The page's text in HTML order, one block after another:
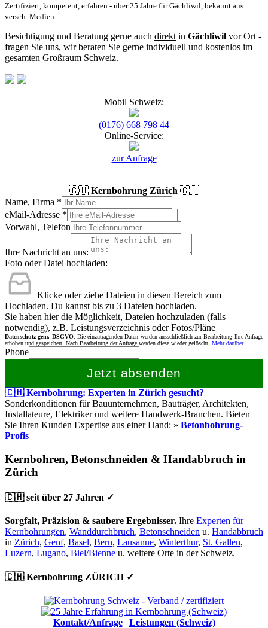
Zertifiziert, kompetent, erfahren - über 25 Jahre für Gächliwil, bekannt aus
versch. Medien
Besichtigung und Beratung gerne auch direkt in Gächliwil vor Ort -
fragen Sie uns, wir beraten Sie gerne individuell und kostenlos im
gesamten Großraum Schweiz.
Mobil Schweiz:
(0176) 668 798 44
Online-Service:
zur Anfrage
🇨🇭 Kernbohrung Zürich 🇨🇭
Name, Firma *
eMail-Adresse *
Vorwahl, Telefon
Ihre Nachricht an uns:
Foto oder Datei hochladen:
Klicke oder ziehe Dateien in diesen Bereich zum
Hochladen. Du kannst bis zu 3 Dateien hochladen.
Sie haben hier die Möglichkeit, Dateien hochzuladen (falls
notwendig), z.B. Leistungsverzeichnis oder Fotos/Pläne
Datenschutz gem. DSGVO: Die einzutragenden Daten werden ausschließlich zur Bearbeitung Ihre Anfrage
erhoben und gespeichert. Nach Bearbeitung der Anfrage werden diese wieder gelöscht. Mehr darüber.
Phone
Jetzt absenden
🇨🇭 Kernbohrung: Experten in Zürich gesucht?
Sonderkonditionen für Bauunternehmen, Bauträger, Architekten,
Installateure, Elektriker und weitere Handwerk-Branchen. Bieten
Sie Ihren Kunden Expertise aus einer Hand: » Betonbohrung-
Profis
Kernbohren, Betonschneiden & Handabbruch in
Zürich
🇨🇭 seit über 27 Jahren ✓
Sorgfalt, Präzision & saubere Ergebnisser. Ihre Experten für
Kernbohrungen, Wanddurchbruch, Betonschneiden u. Handabbruch
in Zürich, Genf, Basel, Bern, Lausanne, Winterthur, St. Gallen,
Luzern, Lugano, Biel/Bienne u. weitere Orte in der Schweiz.
🇨🇭 Kernbohrung ZÜRICH ✓
Kontakt/Anfrage| Leistungen (Schweiz)